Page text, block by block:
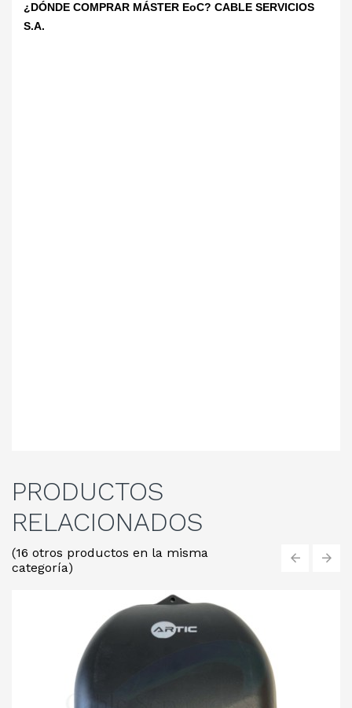
¿DÓNDE COMPRAR MÁSTER EoC? CABLE SERVICIOS
S.A.
PRODUCTOS
RELACIONADOS
(16 otros productos en la misma
categoría)